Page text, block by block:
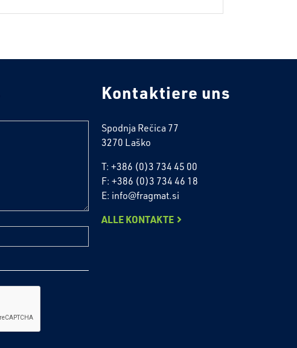
Kontaktiere uns
Spodnja Rečica 77
3270 Laško
T: +386 (0)3 734 45 00
F: +386 (0)3 734 46 18
E: info@fragmat.si
ALLE KONTAKTE